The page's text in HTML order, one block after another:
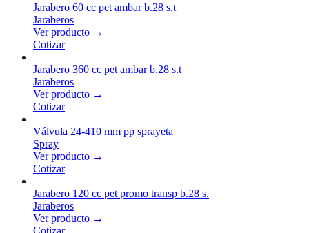
Jarabero 60 cc pet ambar b.28 s.t
Jaraberos
Ver producto →
Cotizar
Jarabero 360 cc pet ambar b.28 s.t
Jaraberos
Ver producto →
Cotizar
Válvula 24-410 mm pp sprayeta
Spray
Ver producto →
Cotizar
Jarabero 120 cc pet promo transp b.28 s.
Jaraberos
Ver producto →
Cotizar